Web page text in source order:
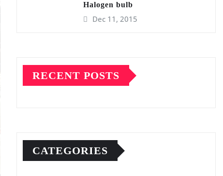
Halogen bulb
Dec 11, 2015
RECENT POSTS
CATEGORIES